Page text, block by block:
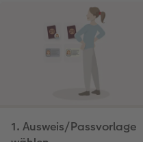
1. Ausweis/Passvorlage